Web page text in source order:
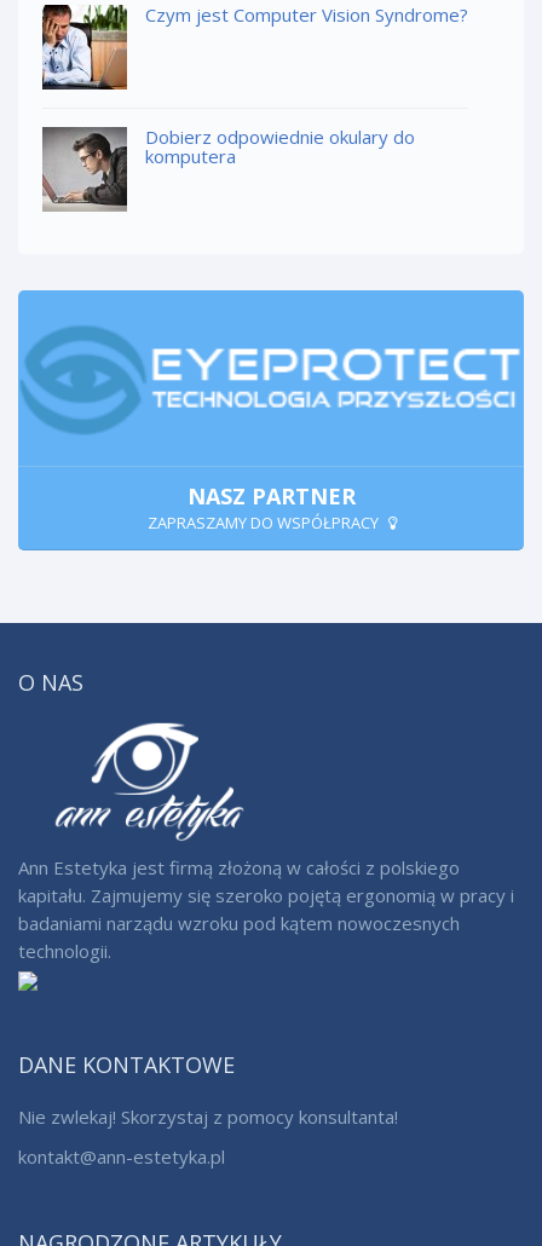
Czym jest Computer Vision Syndrome?
Dobierz odpowiednie okulary do
komputera
NASZ PARTNER
ZAPRASZAMY DO WSPÓŁPRACY
O NAS
Ann Estetyka jest firmą złożoną w całości z polskiego
kapitału. Zajmujemy się szeroko pojętą ergonomią w pracy i
badaniami narządu wzroku pod kątem nowoczesnych
technologii.
DANE KONTAKTOWE
Nie zwlekaj! Skorzystaj z pomocy konsultanta!
kontakt@ann-estetyka.pl